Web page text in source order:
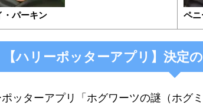
・パーキン ペ
【ハリーポッターアプリ】決定
ッターアプリ「ホグワーツの謎（ホグ